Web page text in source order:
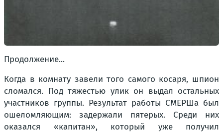
Продолжение...
Когда в комнату завели того самого косаря, шпион
сломался. Под тяжестью улик он выдал остальных
участников группы. Результат работы СМЕРШа был
ошеломляющим: задержали пятерых. Среди них
оказался «капитан», который уже получил